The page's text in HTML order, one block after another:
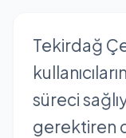
Tekirdağ
süreci
gerektiren